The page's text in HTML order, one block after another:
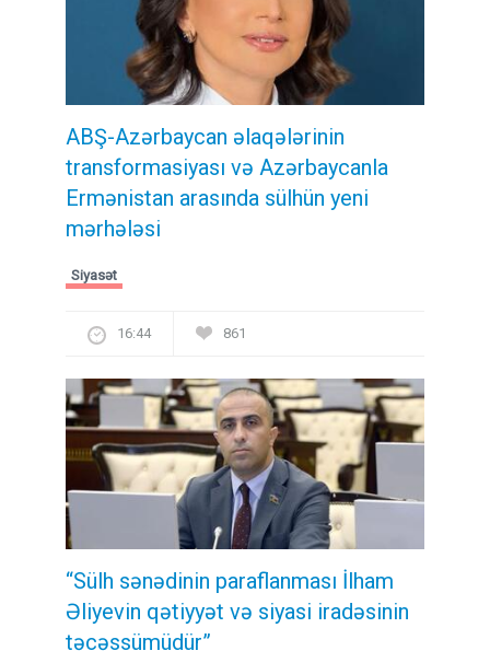
ABŞ-Azərbaycan əlaqələrinin
transformasiyası və Azərbaycanla
Ermənistan arasında sülhün yeni
mərhələsi
Siyasət
16:44 861
“Sülh sənədinin paraflanması İlham
Əliyevin qətiyyət və siyasi iradəsinin
təcəssümüdür”